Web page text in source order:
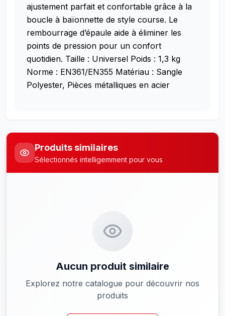
ajustement parfait et confortable grâce à la
boucle à baïonnette de style course. Le
rembourrage d’épaule aide à éliminer les
points de pression pour un confort
quotidien. Taille : Universel Poids : 1,3 kg
Norme : EN361/EN355 Matériau : Sangle
Polyester, Pièces métalliques en acier
Produits similaires
Sélectionnés intelligemment pour vous
Aucun produit similaire
Explorez notre catalogue pour découvrir nos
produits